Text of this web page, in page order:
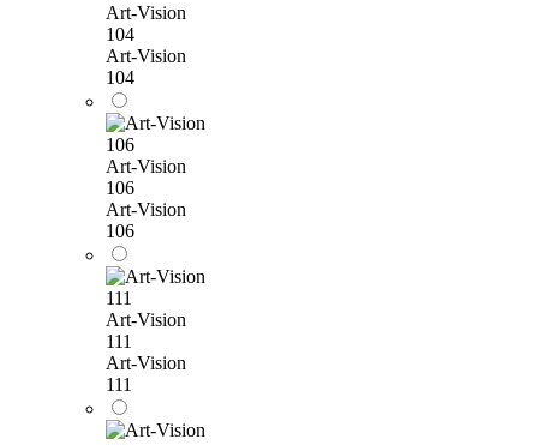
Art-Vision
104
Art-Vision
104
Art-Vision
106
Art-Vision
106
Art-Vision
111
Art-Vision
111